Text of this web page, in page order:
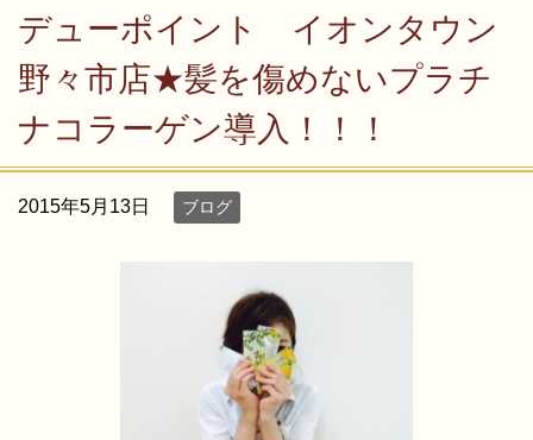
デューポイント イオンタウン
野々市店★髪を傷めないプラチ
ナコラーゲン導入！！！
2015年5月13日 ブログ